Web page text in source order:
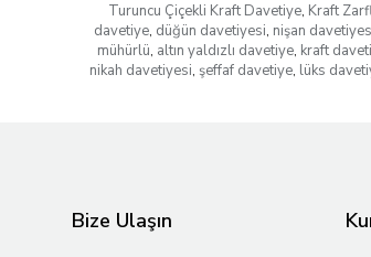
Turuncu Çiçekli Kraft Davetiye, Kraft
davetiye, düğün davetiyesi, nişan
mühürlü, altın yaldızlı davetiye, kraft
nikah davetiyesi, şeffaf davetiye, lüks
Bize Ulaşın